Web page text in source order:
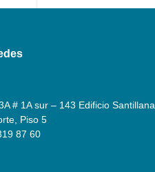
# 1A sur – 143 Edificio Santillana
Piso 5
87 60